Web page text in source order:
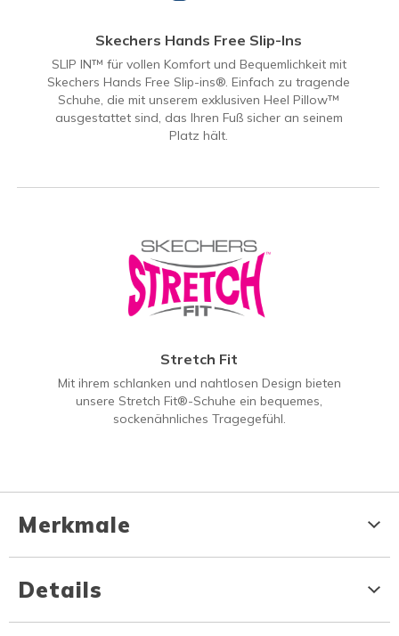
Skechers Hands Free Slip-Ins
SLIP IN™ für vollen Komfort und Bequemlichkeit mit
Skechers Hands Free Slip-ins®. Einfach zu tragende
Schuhe, die mit unserem exklusiven Heel Pillow™
ausgestattet sind, das Ihren Fuß sicher an seinem
Platz hält.
Stretch Fit
Mit ihrem schlanken und nahtlosen Design bieten
unsere Stretch Fit®-Schuhe ein bequemes,
sockenähnliches Tragegefühl.
Merkmale
Details